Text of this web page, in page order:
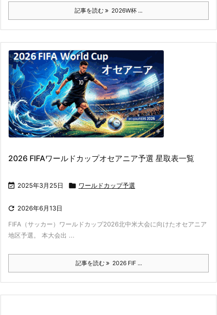
記事を読む 2026W杯 ...
2026 FIFAワールドカップオセアニア予選 星取表一覧
 2025年3月25日  ワールドカップ予選
 2026年6月13日
FIFA（サッカー）ワールドカップ2026北中米大会に向けたオセアニア
地区予選。 本大会出 ...
記事を読む 2026 FIF ...